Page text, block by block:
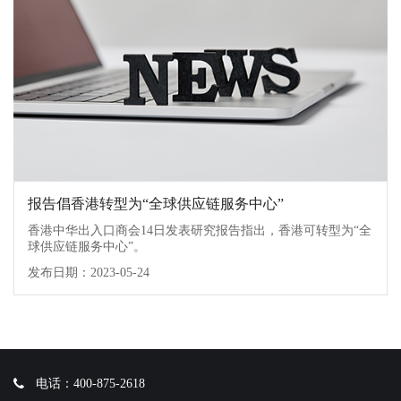
报告倡香港转型为“全球供应链服务中心”
香港中华出入口商会14日发表研究报告指出，香港可转型为“全
球供应链服务中心”。
发布日期：2023-05-24
电话：400-875-2618